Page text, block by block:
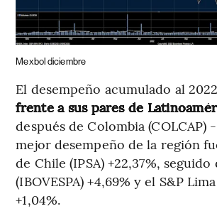
Mexbol diciembre
El desempeño acumulado al 2022
frente a sus pares de
después de Colombia (COLCAP)
mejor desempeño de la región
de Chile (IPSA) +22,37%, seguido
(IBOVESPA) +4,69% y el S&P
+1,04%.